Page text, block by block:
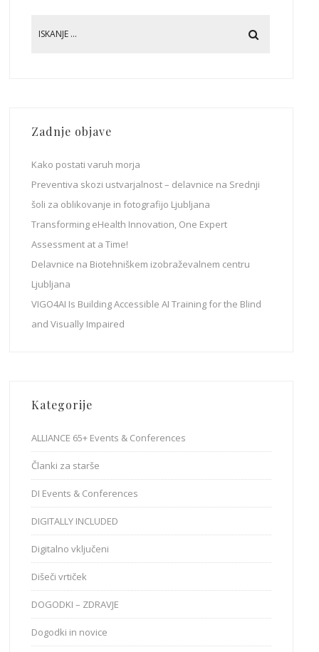
Zadnje objave
Kako postati varuh morja
Preventiva skozi ustvarjalnost – delavnice na Srednji
šoli za oblikovanje in fotografijo Ljubljana
Transforming eHealth Innovation, One Expert
Assessment at a Time!
Delavnice na Biotehniškem izobraževalnem centru
Ljubljana
VIGO4AI Is Building Accessible AI Training for the Blind
and Visually Impaired
Kategorije
ALLIANCE 65+ Events & Conferences
Članki za starše
DI Events & Conferences
DIGITALLY INCLUDED
Digitalno vključeni
Dišeči vrtiček
DOGODKI – ZDRAVJE
Dogodki in novice